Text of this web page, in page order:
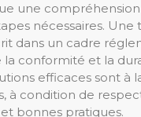
une
nécessaires. Une
dans un cadre
la conformité et la
efficaces sont à
à condition de
bonnes pratiques.